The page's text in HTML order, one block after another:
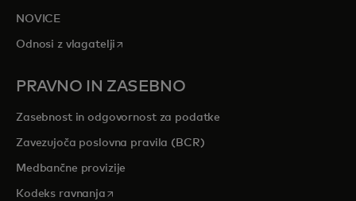
NOVICE
Odnosi z vlagatelji opens in a new tab
PRAVNO IN ZASEBNO
Zasebnost in odgovornost za podatke
Zavezujoča poslovna pravila (BCR)
Medbančne provizije
Kodeks ravnanjaopens in a new tab